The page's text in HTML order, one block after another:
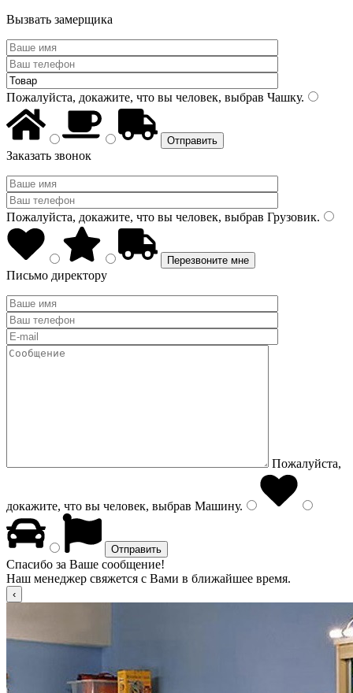
Вызвать замерщика
Пожалуйста, докажите, что вы человек, выбрав Чашку.
Заказать звонок
Пожалуйста, докажите, что вы человек, выбрав Грузовик.
Письмо директору
Пожалуйста,
докажите, что вы человек, выбрав Машину.
Спасибо за Ваше сообщение!
Наш менеджер свяжется с Вами в ближайшее время.